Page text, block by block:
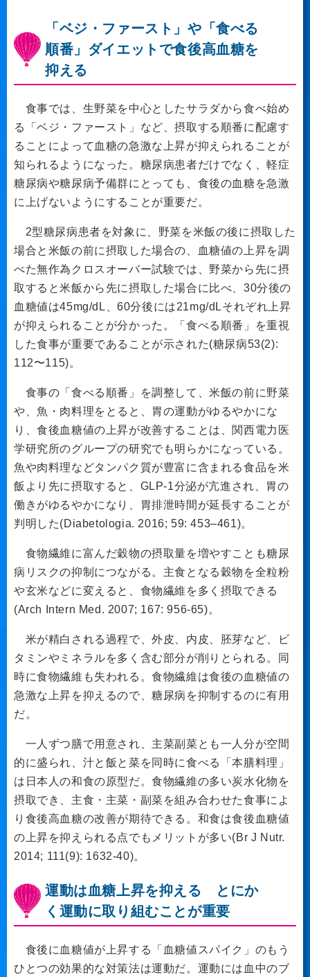
「ベジ・ファースト」や「食べる
順番」ダイエットで食後高血糖を
抑える
食事では、生野菜を中心としたサラダから食べ始め
る「ベジ・ファースト」など、摂取する順番に配慮す
ることによって血糖の急激な上昇が抑えられることが
知られるようになった。糖尿病患者だけでなく、軽症
糖尿病や糖尿病予備群にとっても、食後の血糖を急激
に上げないようにすることが重要だ。
2型糖尿病患者を対象に、野菜を米飯の後に摂取した
場合と米飯の前に摂取した場合の、血糖値の上昇を調
べた無作為クロスオーバー試験では、野菜から先に摂
取すると米飯から先に摂取した場合に比べ、30分後の
血糖値は45mg/dL、60分後には21mg/dLそれぞれ上昇
が抑えられることが分かった。「食べる順番」を重視
した食事が重要であることが示された(糖尿病53(2):
112〜115)。
食事の「食べる順番」を調整して、米飯の前に野菜
や、魚・肉料理をとると、胃の運動がゆるやかにな
り、食後血糖値の上昇が改善することは、関西電力医
学研究所のグループの研究でも明らかになっている。
魚や肉料理などタンパク質が豊富に含まれる食品を米
飯より先に摂取すると、GLP-1分泌が亢進され、胃の
働きがゆるやかになり、胃排泄時間が延長することが
判明した(Diabetologia. 2016; 59: 453–461)。
食物繊維に富んだ穀物の摂取量を増やすことも糖尿
病リスクの抑制につながる。主食となる穀物を全粒粉
や玄米などに変えると、食物繊維を多く摂取できる
(Arch Intern Med. 2007; 167: 956-65)。
米が精白される過程で、外皮、内皮、胚芽など、ビ
タミンやミネラルを多く含む部分が削りとられる。同
時に食物繊維も失われる。食物繊維は食後の血糖値の
急激な上昇を抑えるので、糖尿病を抑制するのに有用
だ。
一人ずつ膳で用意され、主菜副菜とも一人分が空間
的に盛られ、汁と飯と菜を同時に食べる「本膳料理」
は日本人の和食の原型だ。食物繊維の多い炭水化物を
摂取でき、主食・主菜・副菜を組み合わせた食事によ
り食後高血糖の改善が期待できる。和食は食後血糖値
の上昇を抑えられる点でもメリットが多い(Br J Nutr.
2014; 111(9): 1632-40)。
運動は血糖上昇を抑える とにか
く運動に取り組むことが重要
食後に血糖値が上昇する「血糖値スパイク」のもう
ひとつの効果的な対策法は運動だ。運動には血中のブ